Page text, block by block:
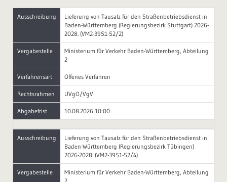
Ausschreibung
Lieferung von Tausalz für den Straßenbetriebsdienst in
Baden-Württemberg (Regierungsbezirk Stuttgart) 2026-
2028. (VM2-3951-52/2)
Vergabestelle
Ministerium für Verkehr Baden-Württemberg, Abteilung
2
Verfahrensart Offenes Verfahren
Rechtsrahmen UVgO/VgV
Abgabefrist 10.08.2026 10:00
Ausschreibung
Lieferung von Tausalz für den Straßenbetriebsdienst in
Baden-Württemberg (Regierungsbezirk Tübingen)
2026-2028. (VM2-3951-52/4)
Vergabestelle
Ministerium für Verkehr Baden-Württemberg, Abteilung